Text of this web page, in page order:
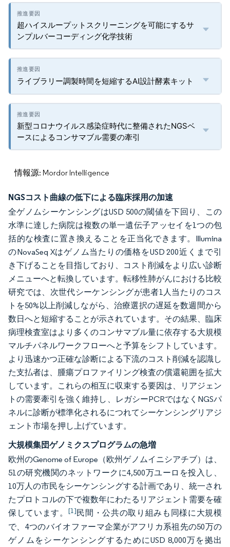
超ハイスループットスクリーニングを可能にするサ
ンプルバーコーディング化学技術
ライブラリー調製時間を短縮するAI設計酵素キット
新型コロナウイルス感染症時代に整備されたNGSベ
ースによるコンサマブル需要の牽引
情報源: Mordor Intelligence
NGSコスト曲線の低下による臨床採用の加速
全ゲノムシーケンシングはUSD 500の閾値を下回り、この
水準に達した病院は複数の単一遺伝子アッセイを1つの包
括的な検査に置き換えることを正当化できます。Illumina
のNovaSeq Xはゲノム当たりの価格をUSD 200近くまで引
き下げることを目指しており、コスト削減をより広い診断
メニューへと転換しています。転移性肺がんにおける比較
研究では、次世代シーケンシングが患者1人当たりのコス
トを50%以上削減しながら、治療選択の遅延を数週間から
数日へと短縮することが示されています。その結果、臨床
病理検査室はより多くのコンサマブル量に依存する大規模
マルチパネルワークフローへと予算をシフトしています。
より迅速かつ正確な診断による下流のコスト削減を認識し
た支払者は、腫瘍プロファイリング検査の償還範囲を拡大
しています。これらの相互に収束する要因は、リアジェン
トの需要牽引を強く維持し、レガシーPCRではなくNGSパ
ネルに診断が標準化されるにつれてシーケンシングリアジ
ェント市場を押し上げています。
大規模集団ゲノミクスプログラムの急増
欧州のGenome of Europe（欧州ゲノムイニシアチブ）は、
51の研究機関のネットワークに4,500万ユーロを投入し、
10万人の市民をシーケンシングする計画であり、統一され
たプロトコルの下で複数年にわたるリアジェント需要を確
保しています。 [1]民間・公共の取り組みも同様に大規模
で、4つのバイオファーマ企業がアフリカ系祖先の50万の
ゲノムをシーケンシングするためにUSD 8,000万を拠出